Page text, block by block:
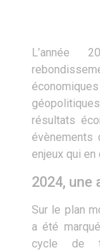
L’année
résultats
évènements
enjeux qui en
2024, une
Sur le plan
a été
cycle de